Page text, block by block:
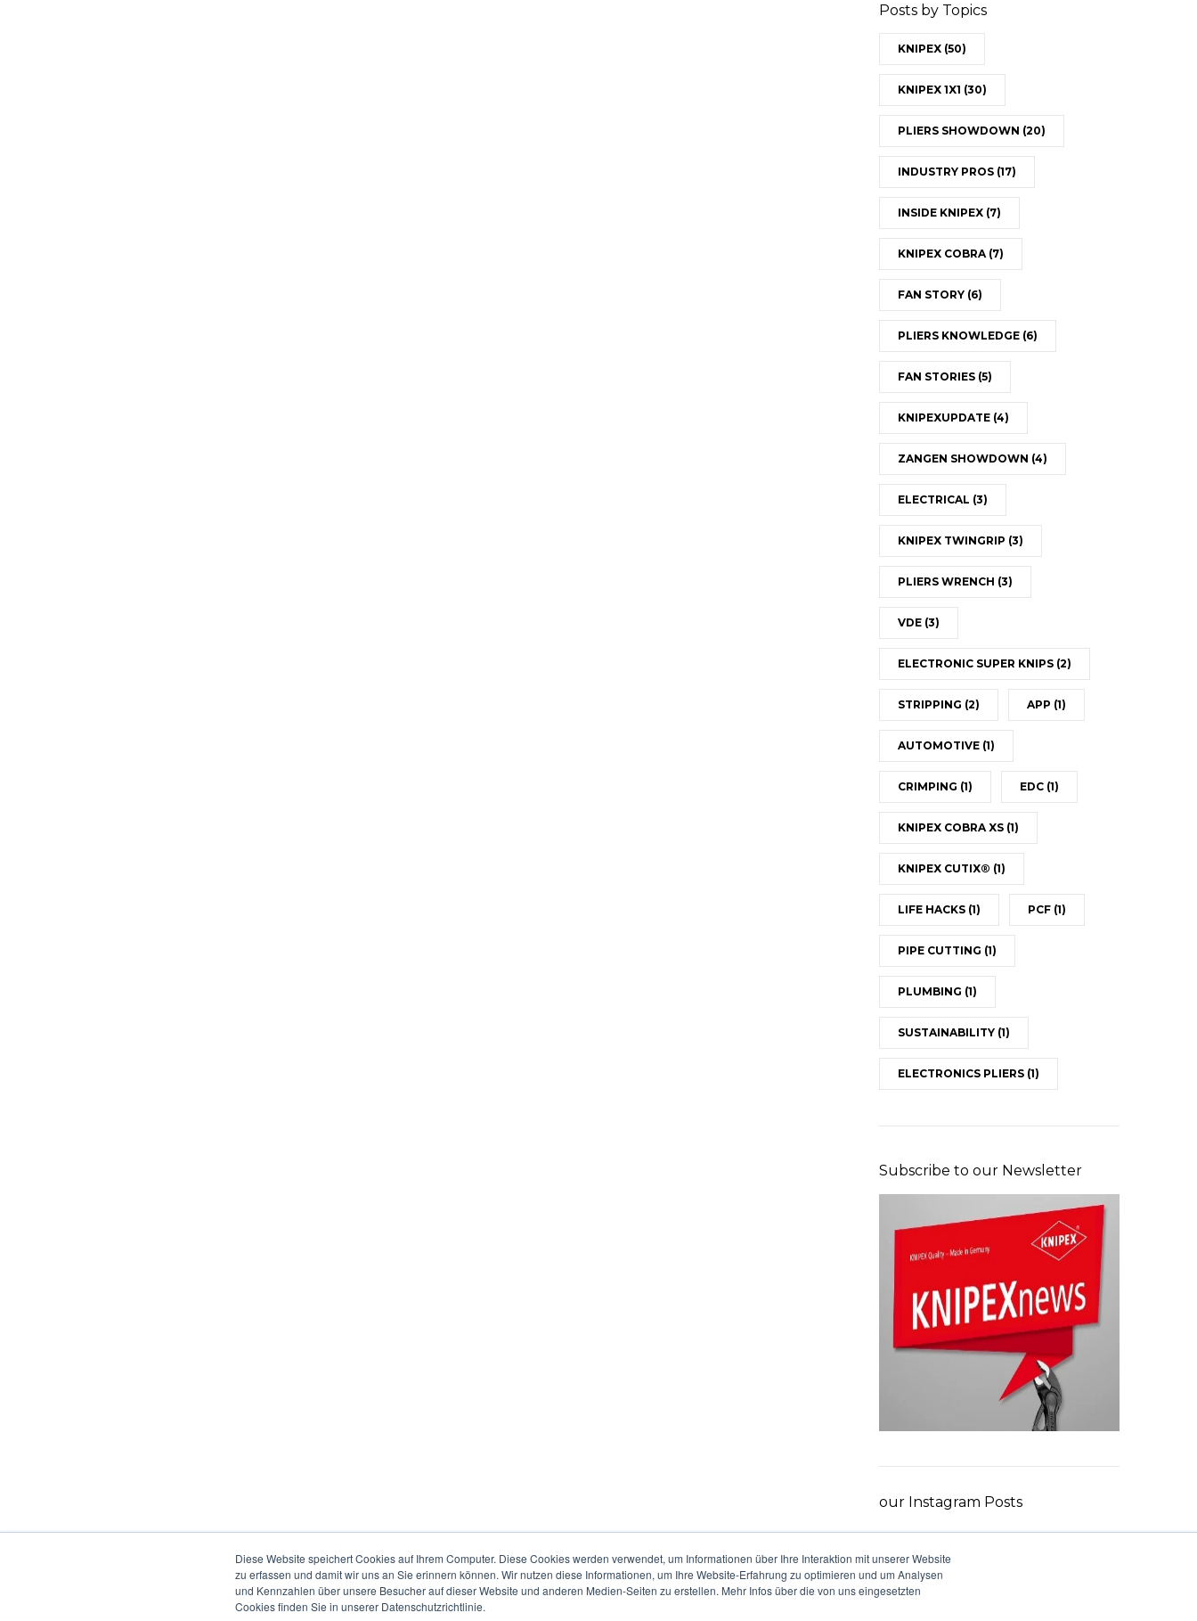
Diese Website speichert Cookies auf Ihrem Computer. Diese Cookies werden verwendet, um Informationen über Ihre Interaktion mit unserer Website
zu erfassen und damit wir uns an Sie erinnern können. Wir nutzen diese Informationen, um Ihre Website-Erfahrung zu optimieren und um Analysen
und Kennzahlen über unsere Besucher auf dieser Website und anderen Medien-Seiten zu erstellen. Mehr Infos über die von uns eingesetzten
Cookies finden Sie in unserer Datenschutzrichtlinie.
Posts by Topics
KNIPEX (50)
KNIPEX 1X1 (30)
PLIERS SHOWDOWN (20)
INDUSTRY PROS (17)
INSIDE KNIPEX (7)
KNIPEX COBRA (7)
FAN STORY (6)
PLIERS KNOWLEDGE (6)
FAN STORIES (5)
KNIPEXUPDATE (4)
ZANGEN SHOWDOWN (4)
ELECTRICAL (3)
KNIPEX TWINGRIP (3)
PLIERS WRENCH (3)
VDE (3)
ELECTRONIC SUPER KNIPS (2)
STRIPPING (2) APP (1)
AUTOMOTIVE (1)
CRIMPING (1) EDC (1)
KNIPEX COBRA XS (1)
KNIPEX CUTIX® (1)
LIFE HACKS (1) PCF (1)
PIPE CUTTING (1)
PLUMBING (1)
SUSTAINABILITY (1)
ELECTRONICS PLIERS (1)
Subscribe to our Newsletter
our Instagram Posts